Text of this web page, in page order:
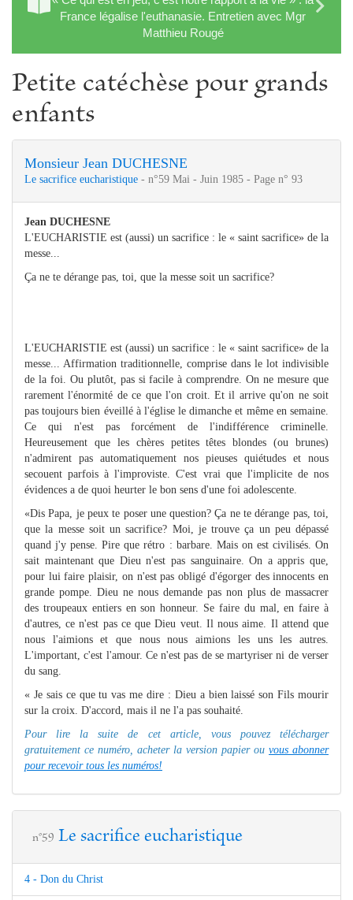
France légalise l'euthanasie. Entretien avec Mgr
Matthieu Rougé
Petite catéchèse pour grands
enfants
Monsieur Jean DUCHESNE
Le sacrifice eucharistique - n°59 Mai - Juin 1985 - Page n° 93
Jean DUCHESNE
L'EUCHARISTIE est (aussi) un sacrifice : le « saint sacrifice» de la
messe...
Ça ne te dérange pas, toi, que la messe soit un sacrifice?
L'EUCHARISTIE est (aussi) un sacrifice : le « saint sacrifice» de la
messe... Affirmation traditionnelle, comprise dans le lot indivisible
de la foi. Ou plutôt, pas si facile à comprendre. On ne mesure que
rarement l'énormité de ce que l'on croit. Et il arrive qu'on ne soit
pas toujours bien éveillé à l'église le dimanche et même en semaine.
Ce qui n'est pas forcément de l'indifférence criminelle.
Heureusement que les chères petites têtes blondes (ou brunes)
n'admirent pas automatiquement nos pieuses quiétudes et nous
secouent parfois à l'improviste. C'est vrai que l'implicite de nos
évidences a de quoi heurter le bon sens d'une foi adolescente.
«Dis Papa, je peux te poser une question? Ça ne te dérange pas, toi,
que la messe soit un sacrifice? Moi, je trouve ça un peu dépassé
quand j'y pense. Pire que rétro : barbare. Mais on est civilisés. On
sait maintenant que Dieu n'est pas sanguinaire. On a appris que,
pour lui faire plaisir, on n'est pas obligé d'égorger des innocents en
grande pompe. Dieu ne nous demande pas non plus de massacrer
des troupeaux entiers en son honneur. Se faire du mal, en faire à
d'autres, ce n'est pas ce que Dieu veut. Il nous aime. Il attend que
nous l'aimions et que nous nous aimions les uns les autres.
L'important, c'est l'amour. Ce n'est pas de se martyriser ni de verser
du sang.
« Je sais ce que tu vas me dire : Dieu a bien laissé son Fils mourir
sur la croix. D'accord, mais il ne l'a pas souhaité.
Pour lire la suite de cet article, vous pouvez télécharger
gratuitement ce numéro, acheter la version papier ou vous abonner
pour recevoir tous les numéros!
n°59 Le sacrifice eucharistique
4 - Don du Christ